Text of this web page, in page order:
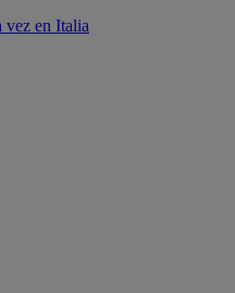
vez en Italia